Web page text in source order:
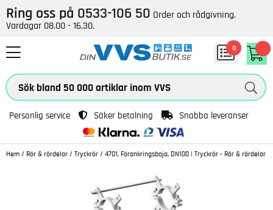
Ring oss på 0533-106 50 Order och rådgivning.
Vardagar 08.00 - 16.30.
0
Personlig service Säker betalning Snabba leveranser
Hem / Rör & rördelar / Tryckrör / 4701, Förankringsboja, DN100 | Tryckrör - Rör & rördelar